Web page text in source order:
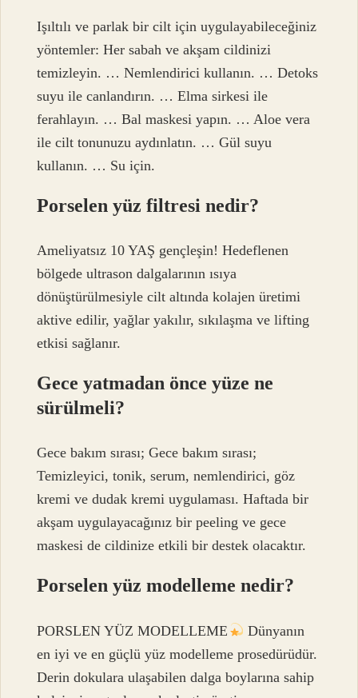
Işıltılı ve parlak bir cilt için uygulayabileceğiniz
yöntemler: Her sabah ve akşam cildinizi
temizleyin. … Nemlendirici kullanın. … Detoks
suyu ile canlandırın. … Elma sirkesi ile
ferahlayın. … Bal maskesi yapın. … Aloe vera
ile cilt tonunuzu aydınlatın. … Gül suyu
kullanın. … Su için.
Porselen yüz filtresi nedir?
Ameliyatsız 10 YAŞ gençleşin! Hedeflenen
bölgede ultrason dalgalarının ısıya
dönüştürülmesiyle cilt altında kolajen üretimi
aktive edilir, yağlar yakılır, sıkılaşma ve lifting
etkisi sağlanır.
Gece yatmadan önce yüze ne
sürülmeli?
Gece bakım sırası; Gece bakım sırası;
Temizleyici, tonik, serum, nemlendirici, göz
kremi ve dudak kremi uygulaması. Haftada bir
akşam uygulayacağınız bir peeling ve gece
maskesi de cildinize etkili bir destek olacaktır.
Porselen yüz modelleme nedir?
PORSLEN YÜZ MODELLEME
Dünyanın
en iyi ve en güçlü yüz modelleme prosedürüdür.
Derin dokulara ulaşabilen dalga boylarına sahip